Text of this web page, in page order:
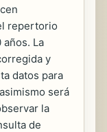
repertorio
La
y
datos para
será
la
de